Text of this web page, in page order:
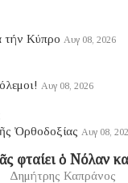
τήν Κύπρο Αυγ 08, 2026
Αυγ 08, 2026
Ὀρθοδοξίας Αυγ 08,
φταίει ὁ Νόλαν
Δημήτρης Καπράνος